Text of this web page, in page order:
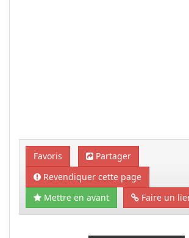
Favoris
Partager
Revendiquer cette page
Mettre en avant
Faire un